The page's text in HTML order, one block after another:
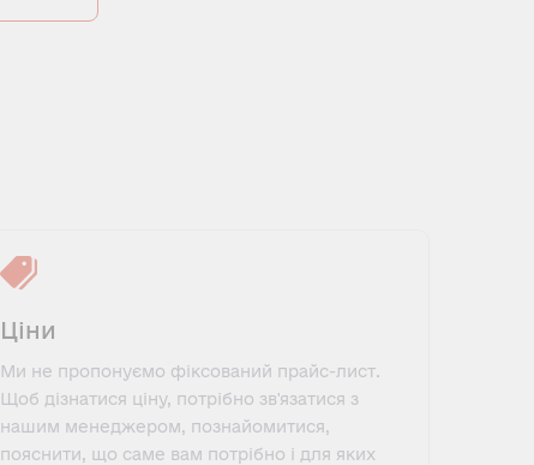
Ціни
Ми не пропонуємо фіксований прайс-лист.
Щоб дізнатися ціну, потрібно зв'язатися з
нашим менеджером, познайомитися,
пояснити, що саме вам потрібно і для яких